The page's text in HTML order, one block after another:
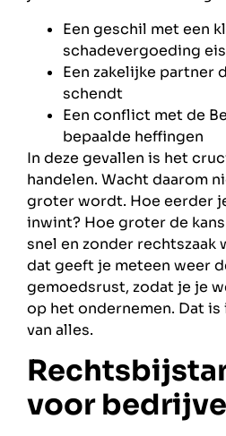
Een geschil met een
schadevergoeding
Een zakelijke partner
schendt
Een conflict met de
bepaalde heffingen
In deze gevallen is het
handelen. Wacht daarom
groter wordt. Hoe eerder
inwint? Hoe groter de
snel en zonder rechtszaak
dat geeft je meteen weer
gemoedsrust, zodat je je
op het ondernemen. Dat
van alles.
voor